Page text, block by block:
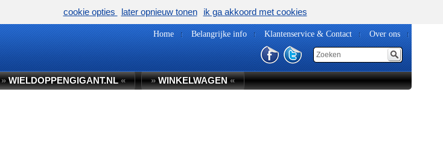
Home Belangrijke info Klantenservice & Contact Over ons
»WIELDOPPENGIGANT.NL« »WINKELWAGEN«
cookie opties later opnieuw tonen ik ga akkoord met cookies